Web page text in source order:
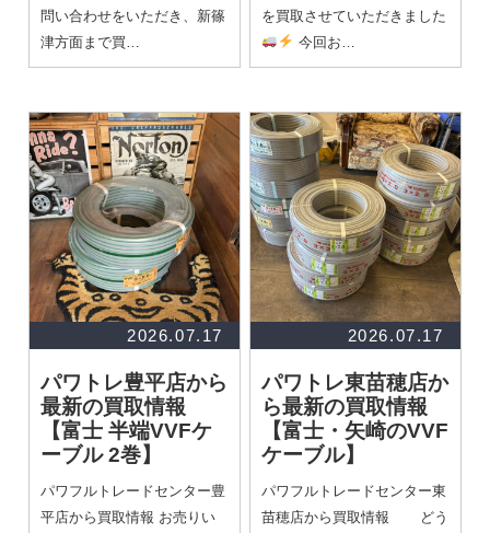
問い合わせをいただき、新篠
津方面まで買…
を買取させていただきました
今回お…
2026.07.17
パワトレ豊平店から
最新の買取情報
【富士 半端VVFケ
ーブル 2巻】
パワフルトレードセンター豊
平店から買取情報 お売りい
2026.07.17
パワトレ東苗穂店か
ら最新の買取情報
【富士・矢崎のVVF
ケーブル】
パワフルトレードセンター東
苗穂店から買取情報 どう